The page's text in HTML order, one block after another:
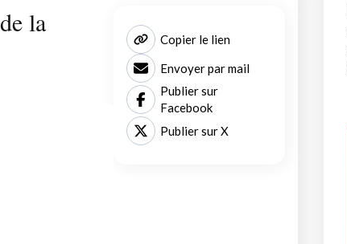
la
Copier le lien
Envoyer par mail
Publier sur
Facebook
Publier sur X